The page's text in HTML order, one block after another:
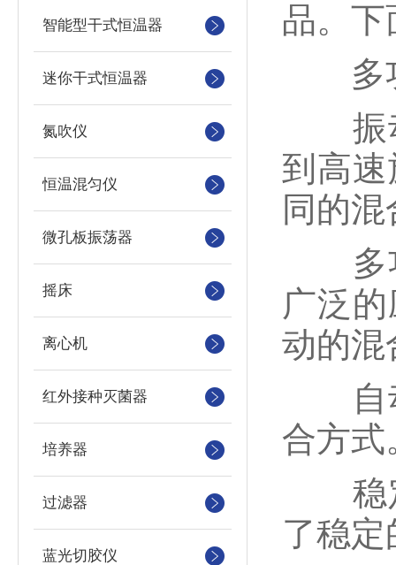
智能型干式恒温器
迷你干式恒温器
氮吹仪
恒温混匀仪
微孔板振荡器
摇床
离心机
红外接种灭菌器
培养器
过滤器
蓝光切胶仪
品。
多功
振动
到高
同的
多功
广泛
动的混
自动
合方式
稳定
了稳